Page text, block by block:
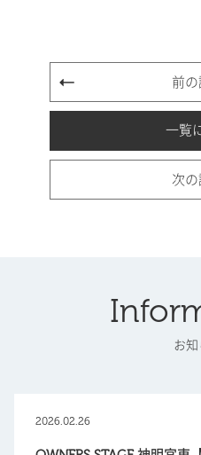
前
一覧
次
お
2026.02.26